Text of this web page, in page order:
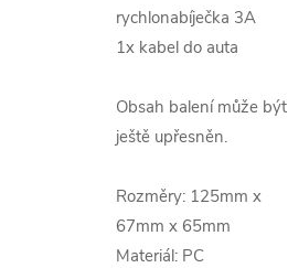
rychlonabíječka 3A
1x kabel do auta
Obsah balení může být
ještě upřesněn.
Rozměry: 125mm x
67mm x 65mm
Materiál: PC